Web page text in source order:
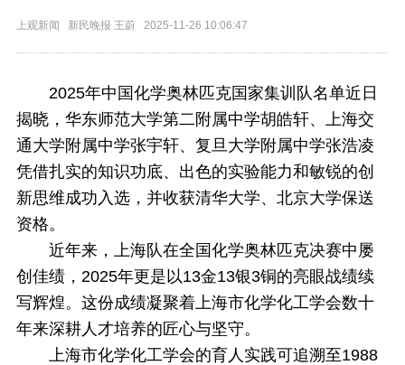
上观新闻 新民晚报 王蔚 2025-11-26 10:06:47
2025年中国化学奥林匹克国家集训队名单近日
揭晓，华东师范大学第二附属中学胡皓轩、上海交
通大学附属中学张宇轩、复旦大学附属中学张浩凌
凭借扎实的知识功底、出色的实验能力和敏锐的创
新思维成功入选，并收获清华大学、北京大学保送
资格。
近年来，上海队在全国化学奥林匹克决赛中屡
创佳绩，2025年更是以13金13银3铜的亮眼战绩续
写辉煌。这份成绩凝聚着上海市化学化工学会数十
年来深耕人才培养的匠心与坚守。
上海市化学化工学会的育人实践可追溯至1988